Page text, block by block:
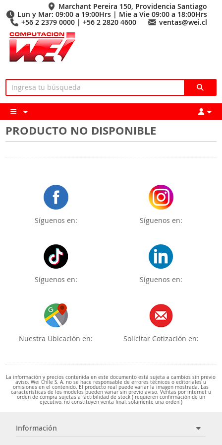
Marchant Pereira 150, Providencia Santiago
Lun y Mar: 09:00 a 19:00Hrs | Mie a Vie 09:00 a 18:00Hrs
+56 2 2379 0000 | +56 2 2820 4600
ventas@wei.cl
PRODUCTO NO DISPONIBLE
Síguenos en: Síguenos en:
Síguenos en: Síguenos en:
Nuestra Ubicación en: Solicitar Cotización en:
La información y precios contenida en este documento está sujeta a cambios sin previo
aviso. Wei Chile S. A. no se hace responsable de errores técnicos o editoriales u
omisiones en el contenido. El producto real puede variar la imagen mostrada. Las
características de los modelos pueden variar sin previo aviso. Ventas por internet u
orden de compra sujetas a factibilidad de stock ( requieren confirmación de un
ejecutivo, no constituyen venta final, solamente una orden )
Información